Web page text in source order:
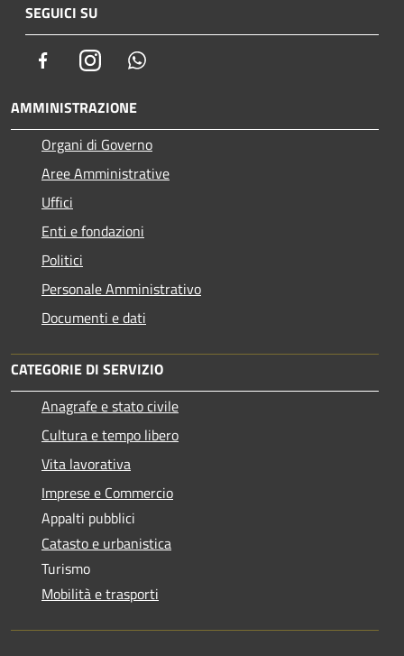
SEGUICI SU
FacebookInstagram
AMMINISTRAZIONE
Organi di Governo
Aree Amministrative
Uffici
Enti e fondazioni
Politici
Personale Amministrativo
Documenti e dati
CATEGORIE DI SERVIZIO
Anagrafe e stato civile
Cultura e tempo libero
Vita lavorativa
Imprese e Commercio
Appalti pubblici
Catasto e urbanistica
Turismo
Mobilità e trasporti